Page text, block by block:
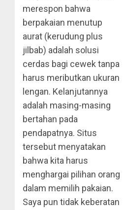
merespon bahwa
berpakaian menutup
aurat (kerudung plus
jilbab) adalah solusi
cerdas bagi cewek tanpa
harus meributkan ukuran
lengan. Kelanjutannya
adalah masing-masing
bertahan pada
pendapatnya. Situs
tersebut menyatakan
bahwa kita harus
menghargai pilihan orang
dalam memilih pakaian.
Saya pun tidak keberatan